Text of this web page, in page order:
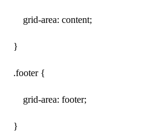
grid-area: content;
}
.footer {
grid-area: footer;
}